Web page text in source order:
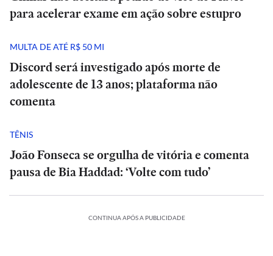
para acelerar exame em ação sobre estupro
MULTA DE ATÉ R$ 50 MI
Discord será investigado após morte de
adolescente de 13 anos; plataforma não
comenta
TÊNIS
João Fonseca se orgulha de vitória e comenta
pausa de Bia Haddad: ‘Volte com tudo’
CONTINUA APÓS A PUBLICIDADE